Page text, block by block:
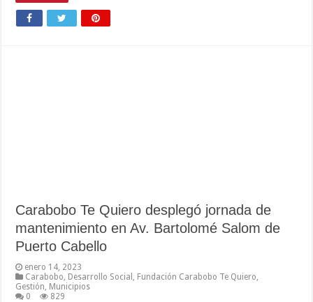
Carabobo Te Quiero desplegó jornada de
mantenimiento en Av. Bartolomé Salom de
Puerto Cabello
enero 14, 2023
Carabobo Desarrollo Social Fundación Carabobo Te Quiero
Gestión Municipios
0
829